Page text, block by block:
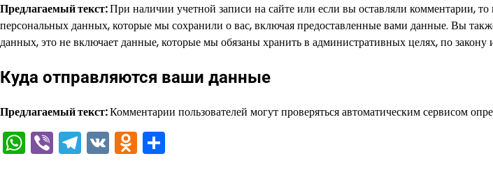
Предлагаемый текст:При наличии учетной записи на сайте или если вы оставляли комментарии,
персональных данных, которые мы сохранили о вас, включая предоставленные вами данные. Вы
данных, это не включает данные, которые мы обязаны хранить в административных целях, по закону
Куда отправляются ваши данные
Предлагаемый текст:Комментарии пользователей могут проверяться автоматическим сервисом
WhatsApp
ViberTelegram
VKOdnoklassniki